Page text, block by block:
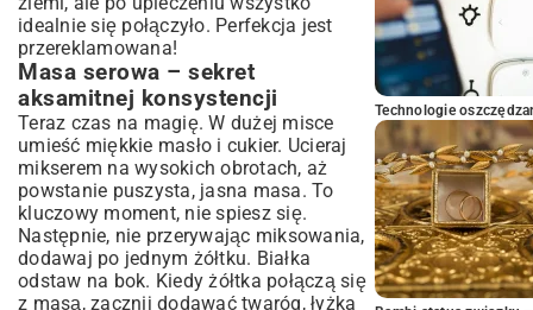
idealnie się połączyło. Perfekcja jest
przereklamowana!
Masa serowa – sekret
aksamitnej konsystencji
Teraz czas na magię. W dużej misce
umieść miękkie masło i cukier. Ucieraj
mikserem na wysokich obrotach, aż
powstanie puszysta, jasna masa. To
kluczowy moment, nie spiesz się.
Następnie, nie przerywając miksowania,
dodawaj po jednym żółtku. Białka
odstaw na bok. Kiedy żółtka połączą się
z masą, zacznij dodawać twaróg, łyżka
Technologie